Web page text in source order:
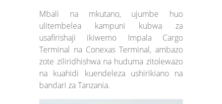
Mbali na mkutano, ujumbe huo
ulitembelea kampuni kubwa za
usafirishaji ikiwemo Impala Cargo
Terminal na Conexas Terminal, ambazo
zote ziliridhishwa na huduma zitolewazo
na kuahidi kuendeleza ushirikiano na
bandari za Tanzania.